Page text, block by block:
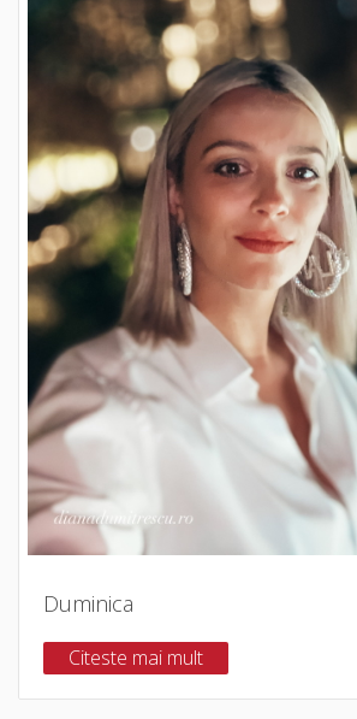
Duminica
Citeste mai mult